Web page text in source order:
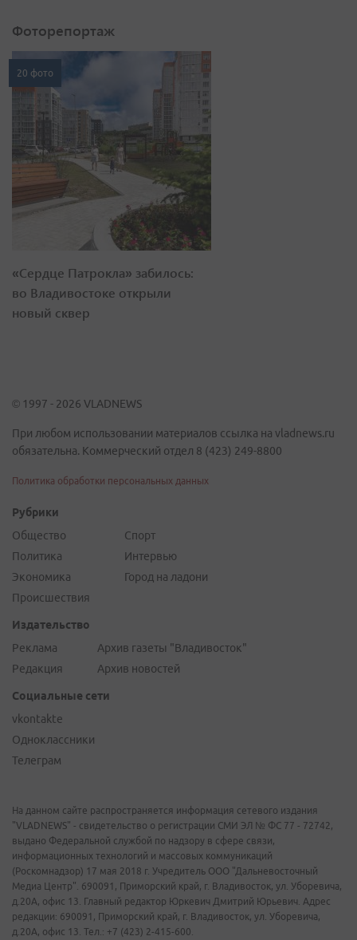
Фоторепортаж
20 фото
«Сердце Патрокла» забилось:
во Владивостоке открыли
новый сквер
© 1997 - 2026 VLADNEWS
При любом использовании материалов ссылка на vladnews.ru
обязательна. Коммерческий отдел 8 (423) 249-8800
Политика обработки персональных данных
Рубрики
Общество
Политика
Экономика
Происшествия
Спорт
Интервью
Город на ладони
Издательство
Реклама
Редакция
Архив газеты "Владивосток"
Архив новостей
Социальные сети
vkontakte
Одноклассники
Телеграм
На данном сайте распространяется информация сетевого издания
"VLADNEWS" - свидетельство о регистрации СМИ ЭЛ № ФС 77 - 72742,
выдано Федеральной службой по надзору в сфере связи,
информационных технологий и массовых коммуникаций
(Роскомнадзор) 17 мая 2018 г. Учредитель ООО "Дальневосточный
Медиа Центр". 690091, Приморский край, г. Владивосток, ул. Уборевича,
д.20А, офис 13. Главный редактор Юркевич Дмитрий Юрьевич. Адрес
редакции: 690091, Приморский край, г. Владивосток, ул. Уборевича,
д.20А, офис 13. Тел.: +7 (423) 2-415-600.